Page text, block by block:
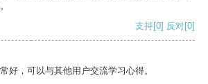
支持[0] 反对[0]
好，可以与其他用户交流学习心得。